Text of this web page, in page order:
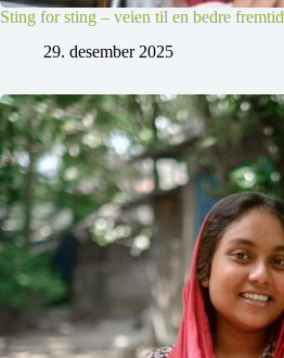
Sting for sting – veien til en bedre fremtid
29. desember 2025